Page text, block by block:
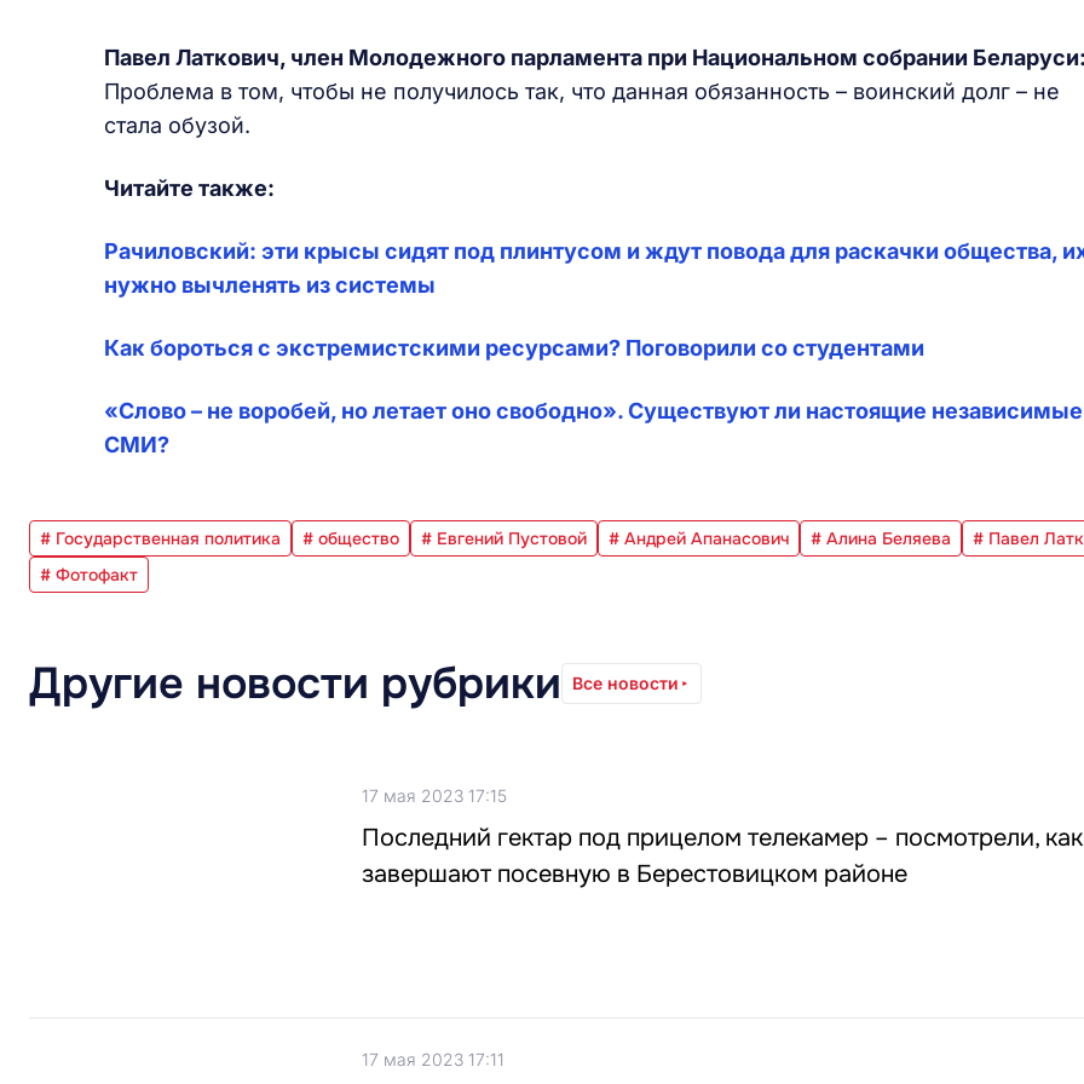
Павел Латкович, член Молодежного парламента при Национальном собрании Беларуси:
Проблема в том, чтобы не получилось так, что данная обязанность – воинский долг – не
стала обузой.
Читайте также:
Рачиловский: эти крысы сидят под плинтусом и ждут повода для раскачки общества,
нужно вычленять из системы
Как бороться с экстремистскими ресурсами? Поговорили со студентами
«Слово – не воробей, но летает оно свободно». Существуют ли настоящие независимые
СМИ?
# Государственная политика # общество # Евгений Пустовой # Андрей Апанасович # Алина Беляева
# Павел
# Фотофакт
Другие новости рубрики Все новости
17 мая 2023 17:15
Последний гектар под прицелом телекамер – посмотрели, как
завершают посевную в Берестовицком районе
17 мая 2023 17:11